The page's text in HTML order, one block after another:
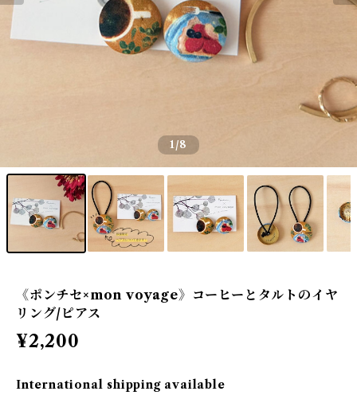
1/8
《ポンチセ×mon voyage》コーヒーとタルトのイヤ
リング/ピアス
¥2,200
International shipping available